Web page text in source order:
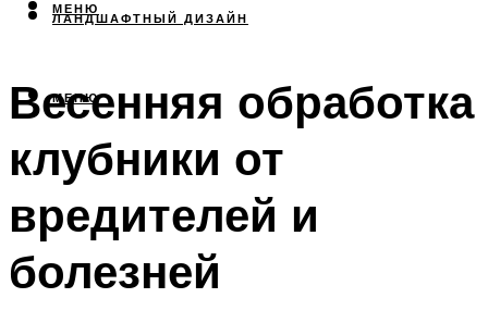
ЛАНДШАФТНЫЙ ДИЗАЙН
МЕНЮ
МЕНЮ
Весенняя обработка
клубники от
вредителей и
болезней